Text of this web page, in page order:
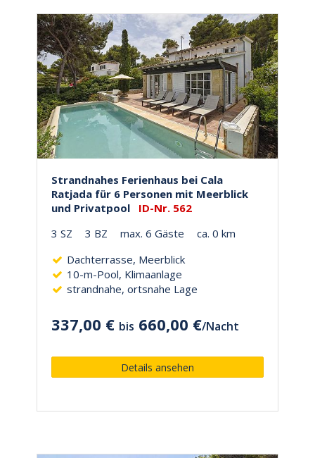
Strandnahes Ferienhaus bei Cala
Ratjada für 6 Personen mit Meerblick
und Privatpool
ID-Nr. 562
3 SZ
3 BZ max. 6 Gäste
ca. 0 km
Dachterrasse, Meerblick
10-m-Pool, Klimaanlage
strandnahe, ortsnahe Lage
337,00 € bis 660,00 €/Nacht
Details ansehen